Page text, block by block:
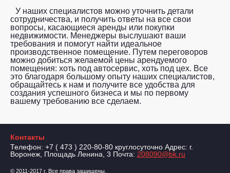
У наших специалистов можно уточнить детали
сотрудничества, и получить ответы на все свои
вопросы, касающиеся аренды или покупки
недвижимости. Менеджеры выслушают ваши
требования и помогут найти идеальное
производственное помещение. Путем переговоров
можно добиться желаемой цены арендуемого
помещения: хоть под автосервис, хоть под цех. Все
это благодаря большому опыту наших специалистов,
обращайтесь к нам и получите все удобства для
создания успешного бизнеса и мы по первому
вашему требованию все сделаем.
Контакты
Телефон: +7 ( 473 ) 220-80-80 круглосуточно Адрес: г.
Воронеж, Площадь Ленина, 3 Почта: 208090@bk.ru
© 2011-2017 г. Все права защищены.